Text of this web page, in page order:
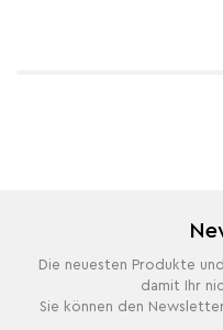
Die neuesten Produkte
damit Ihr
Sie können den